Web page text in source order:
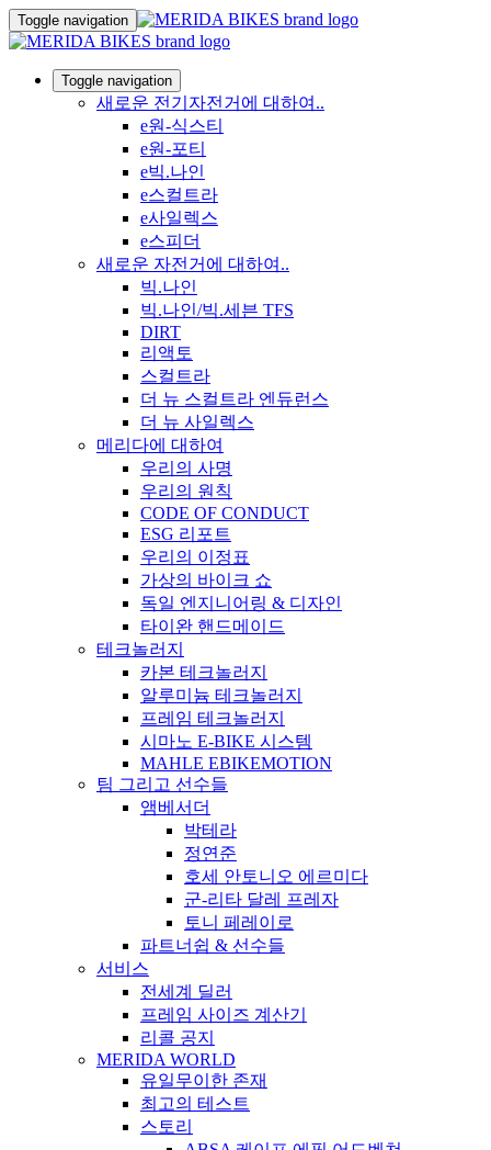
Toggle navigation
Toggle navigation
새로운 전기자전거에 대하여..
e원-식스티
e원-포티
e빅.나인
e스컬트라
e사일렉스
e스피더
새로운 자전거에 대하여..
빅.나인
빅.나인/빅.세븐 TFS
DIRT
리액토
스컬트라
더 뉴 스컬트라 엔듀런스
더 뉴 사일렉스
메리다에 대하여
우리의 사명
우리의 원칙
CODE OF CONDUCT
ESG 리포트
우리의 이정표
가상의 바이크 쇼
독일 엔지니어링 & 디자인
타이완 핸드메이드
테크놀러지
카본 테크놀러지
알루미늄 테크놀러지
프레임 테크놀러지
시마노 E-BIKE 시스템
MAHLE EBIKEMOTION
팀 그리고 선수들
앰베서더
박테라
정연준
호세 안토니오 에르미다
군-리타 달레 프레자
토니 페레이로
파트너쉽 & 선수들
서비스
전세계 딜러
프레임 사이즈 계산기
리콜 공지
MERIDA WORLD
유일무이한 존재
최고의 테스트
스토리